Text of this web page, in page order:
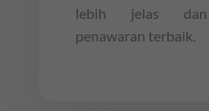
lebih jelas dan
penawaran terbaik.